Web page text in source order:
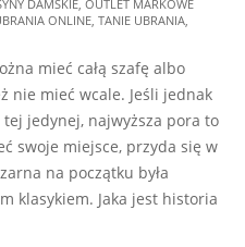
DAMSKIE, OUTLET MARKOWE
ONLINE, TANIE UBRANIA,
mieć całą szafę albo
nie mieć wcale. Jeśli jednak
jedynej, najwyższa pora to
swoje miejsce, przyda się w
na początku była
klasykiem. Jaka jest historia